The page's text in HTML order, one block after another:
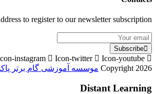
to register to our newsletter subscription
Subscribe
instagram Icon-twitter
Icon-youtube
Copyright 2026 موسسه آموزشی گام برتر
Distant Learning